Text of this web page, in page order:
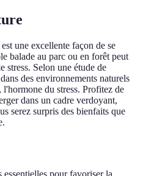
une excellente façon de se
balade au parc ou en forêt peut
stress. Selon une étude de
des environnements naturels
du stress. Profitez de
dans un cadre verdoyant,
serez surpris des bienfaits que
pour favoriser la